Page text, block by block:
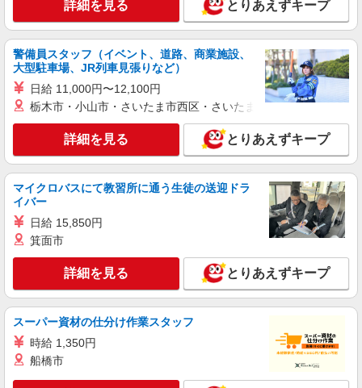
詳細を見る とりあえずキープ
警備員スタッフ（イベント、道路、商業施設、
大型駐車場、JR列車見張りなど）
日給 11,000円〜12,100円
栃木市・小山市・さいたま市西区・さいたま市岩槻区・久喜市・
詳細を見る とりあえずキープ
マイクロバスにて教習所に通う生徒の送迎ドラ
イバー
日給 15,850円
箕面市
詳細を見る とりあえずキープ
スーパー資材の仕分け作業スタッフ
時給 1,350円
船橋市